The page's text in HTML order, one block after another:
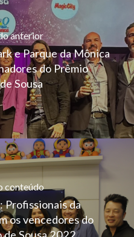
anterior
e Parque da Mônica
do Prêmio
Sousa
conteúdo
Profissionais da
os vencedores do
Sousa 2022